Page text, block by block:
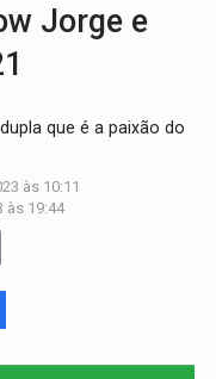
Jorge e
que é a paixão do
às 10:11
às 19:44